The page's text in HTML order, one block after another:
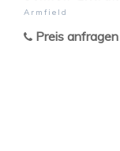
Armfield
Preis anfragen